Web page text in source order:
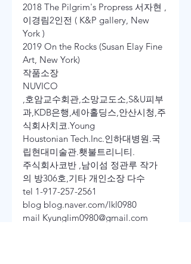
2018 The Pilgrim's Propress 서자현 ,
이경림2인전 ( K&P gallery, New
York )
2019 On the Rocks (Susan Elay Fine
Art, New York)
작품소장
NUVICO
,호암교수회관,소망교도소,S&U피부
과,KDB은행,세아홀딩스,안산시청,주
식회사치코.Young
Houstonian Tech.Inc.인하대병원.국
립현대미술관.횃불트리니티.
주식회사코반 ,남이섬 정관루 작가
의 방306호,기타 개인소장 다수
tel 1-917-257-2561
blog blog.naver.com/lkl0980
mail Kyunglim0980@gmail.com